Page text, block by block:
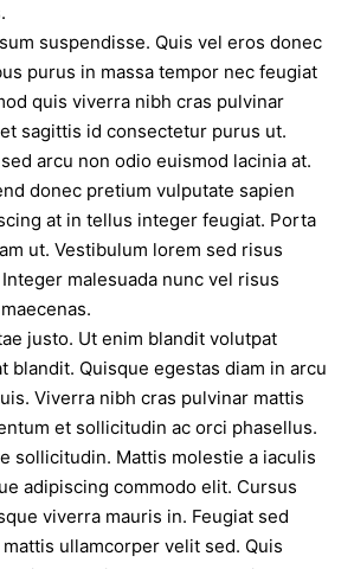
suspendisse. Quis vel eros donec
purus in massa tempor nec feugiat
quis viverra nibh cras pulvinar
sagittis id consectetur purus ut.
arcu non odio euismod lacinia at.
donec pretium vulputate sapien
at in tellus integer feugiat. Porta
ut. Vestibulum lorem sed risus
malesuada nunc vel risus
justo. Ut enim blandit volutpat
blandit. Quisque egestas diam in arcu
Viverra nibh cras pulvinar mattis
et sollicitudin ac orci phasellus.
sollicitudin. Mattis molestie a iaculis
adipiscing commodo elit. Cursus
viverra mauris in. Feugiat sed
ullamcorper velit sed. Quis